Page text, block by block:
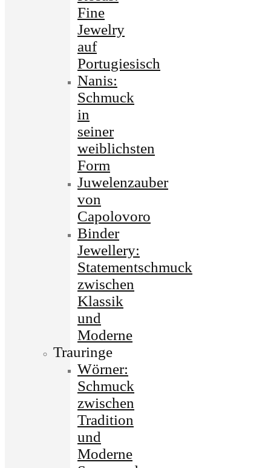
Fine
Jewelry
auf
Portugiesisch
Nanis:
Schmuck
in
seiner
weiblichsten
Form
Juwelenzauber
von
Capolovoro
Binder
Jewellery:
Statementschmuck
zwischen
Klassik
und
Moderne
Trauringe
Wörner:
Schmuck
zwischen
Tradition
und
Moderne